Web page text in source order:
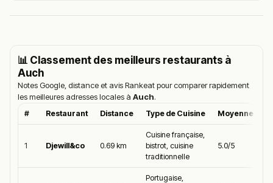
📊 Classement des meilleurs restaurants à
Auch
Notes Google, distance et avis Rankeat pour comparer rapidement
les meilleures adresses locales à Auch.
# Restaurant Distance Type de Cuisine Moyenne
1 Djewill&co 0.69 km
Cuisine française,
bistrot, cuisine
traditionnelle
5.0/5
Portugaise,